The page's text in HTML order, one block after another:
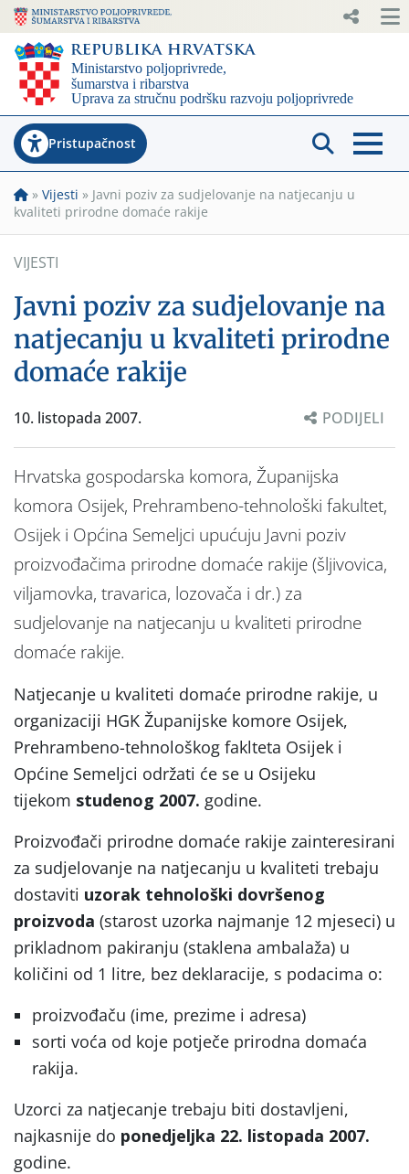
Pristupačnost
» Vijesti » Javni poziv za sudjelovanje na natjecanju u
kvaliteti prirodne domaće rakije
VIJESTI
Javni poziv za sudjelovanje na
natjecanju u kvaliteti prirodne
domaće rakije
10. listopada 2007. PODIJELI
Hrvatska gospodarska komora, Županijska
komora Osijek, Prehrambeno-tehnološki fakultet,
Osijek i Općina Semeljci upućuju Javni poziv
proizvođačima prirodne domaće rakije (šljivovica,
viljamovka, travarica, lozovača i dr.) za
sudjelovanje na natjecanju u kvaliteti prirodne
domaće rakije.
Natjecanje u kvaliteti domaće prirodne rakije, u
organizaciji HGK Županijske komore Osijek,
Prehrambeno-tehnološkog faklteta Osijek i
Općine Semeljci održati će se u Osijeku
tijekom studenog 2007. godine.
Proizvođači prirodne domaće rakije zainteresirani
za sudjelovanje na natjecanju u kvaliteti trebaju
dostaviti uzorak tehnološki dovršenog
proizvoda (starost uzorka najmanje 12 mjeseci) u
prikladnom pakiranju (staklena ambalaža) u
količini od 1 litre, bez deklaracije, s podacima o:
proizvođaču (ime, prezime i adresa)
sorti voća od koje potječe prirodna domaća
rakija.
Uzorci za natjecanje trebaju biti dostavljeni,
najkasnije do ponedjeljka 22. listopada 2007.
godine.